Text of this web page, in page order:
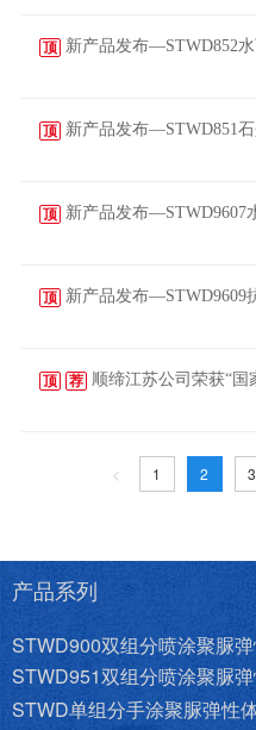
顶 新产品发布—STWD852
顶 新产品发布—STWD851
顶 新产品发布—STWD9607
顶 新产品发布—STWD9609
顶 荐 顺缔江苏公司荣获“国
< 1 2 3
产品系列
STWD900双组分喷涂聚脲
STWD951双组分喷涂聚脲
STWD单组分手涂聚脲弹性